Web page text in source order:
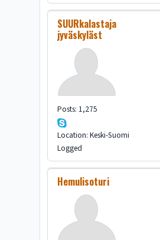
SUURkalastaja
jyväskyläst
Posts: 1,275
Location: Keski-Suomi
Logged
Hemulisoturi